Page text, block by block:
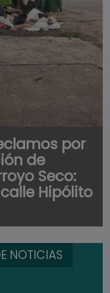
por
de
Seco:
Hipólito
NOTICIAS